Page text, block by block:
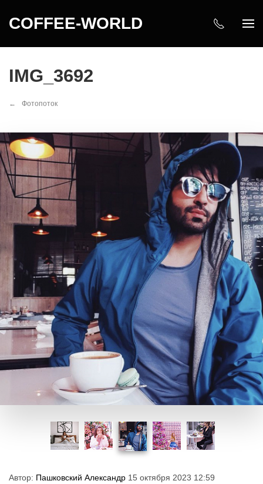
COFFEE-WORLD
IMG_3692
Фотопоток
Автор: Пашковский Александр 15 октября 2023 12:59